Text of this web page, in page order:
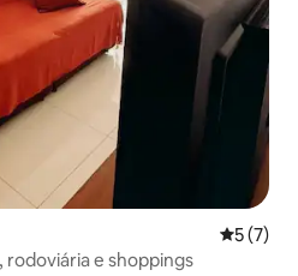
5 de
5 (7)
e shoppings